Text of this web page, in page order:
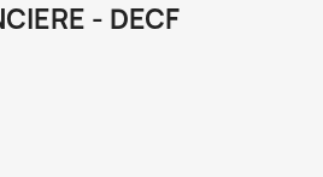
- DECF